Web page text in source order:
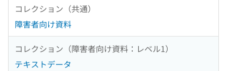
コレクション（共通）
障害者向け資料
コレクション（障害者向け資料：レベル1）
テキストデータ